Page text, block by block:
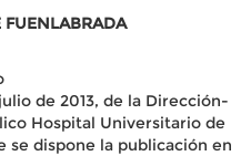
FUENLABRADA
de 2013, de la Dirección-
Hospital Universitario de
se dispone la publicación en